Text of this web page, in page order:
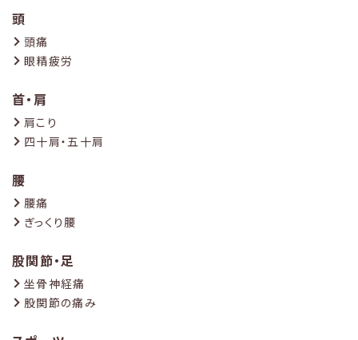
頭
頭痛
眼精疲労
首・肩
肩こり
四十肩・五十肩
腰
腰痛
ぎっくり腰
股関節・足
坐骨神経痛
股関節の痛み